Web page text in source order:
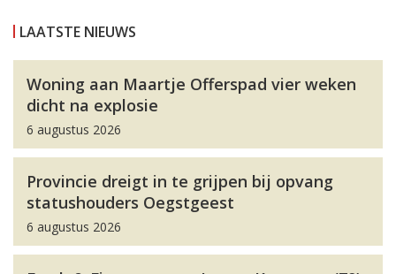
LAATSTE NIEUWS
Woning aan Maartje Offerspad vier weken
dicht na explosie
6 augustus 2026
Provincie dreigt in te grijpen bij opvang
statushouders Oegstgeest
6 augustus 2026